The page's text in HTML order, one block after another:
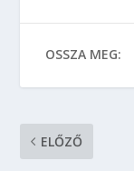
OSSZA MEG:
ELŐZŐ